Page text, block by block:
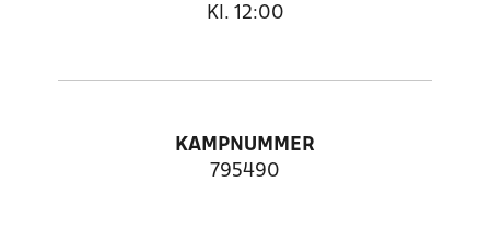
Kl. 12:00
KAMPNUMMER
795490